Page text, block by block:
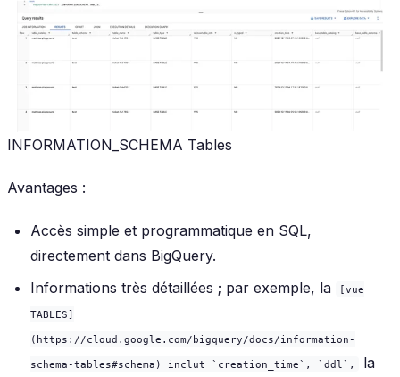
INFORMATION_SCHEMA Tables
Avantages :
Accès simple et programmatique en SQL,
directement dans BigQuery.
Informations très détaillées ; par exemple, la
[vue
TABLES]
(https://cloud.google.com/bigquery/docs/information-
schema-tables#schema) inclut `creation_time`, `ddl`,
la